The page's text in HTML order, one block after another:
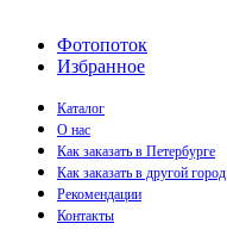
Фотопоток
Избранное
Каталог
О нас
Как заказать в Петербурге
Как заказать в другой город
Рекомендации
Контакты